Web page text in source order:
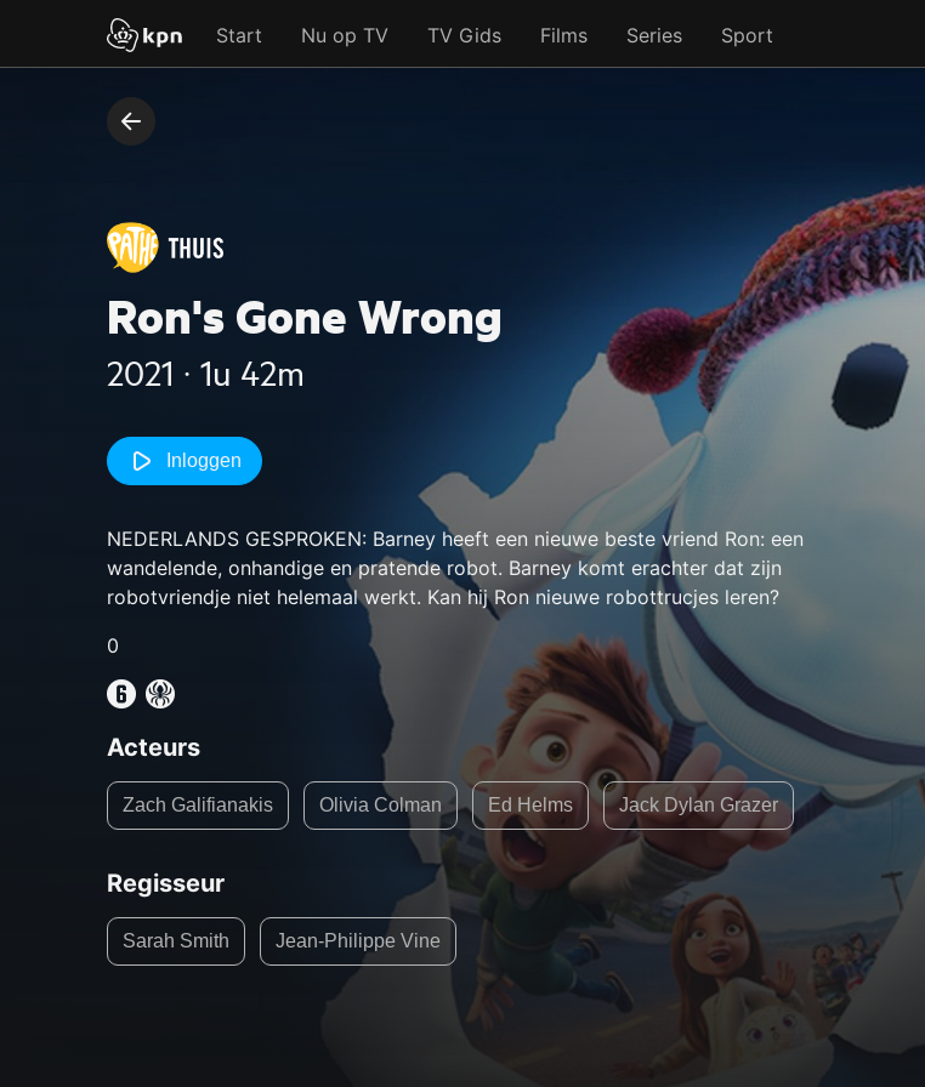
Start Nu op TV TV Gids Films Series Sport
Ron's Gone Wrong
2021 ‧ 1u 42m
Inloggen
NEDERLANDS GESPROKEN: Barney heeft een nieuwe beste vriend Ron: een
wandelende, onhandige en pratende robot. Barney komt erachter dat zijn
robotvriendje niet helemaal werkt. Kan hij Ron nieuwe robottrucjes leren?
0
Acteurs
Zach Galifianakis Olivia Colman Ed Helms Jack Dylan Grazer
Regisseur
Sarah Smith Jean-Philippe Vine